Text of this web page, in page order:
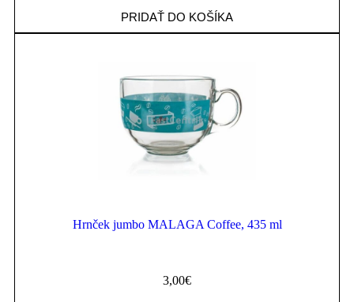
PRIDAŤ DO KOŠÍKA
Hrnček jumbo MALAGA Coffee, 435 ml
3,00€